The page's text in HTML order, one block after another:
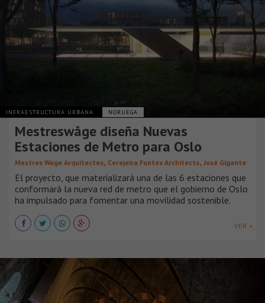
INFRAESTRUCTURA URBANA NORUEGA
Mestreswåge diseña Nuevas
Estaciones de Metro para Oslo
Mestres Wage Arquitectes, Cerejeira Fontes Architects, José Gigante
El proyecto, que materializará una de las 6 estaciones que
conformará la nueva red de metro que el gobierno de Oslo
ha impulsado para fomentar una movilidad sostenible.
VER +